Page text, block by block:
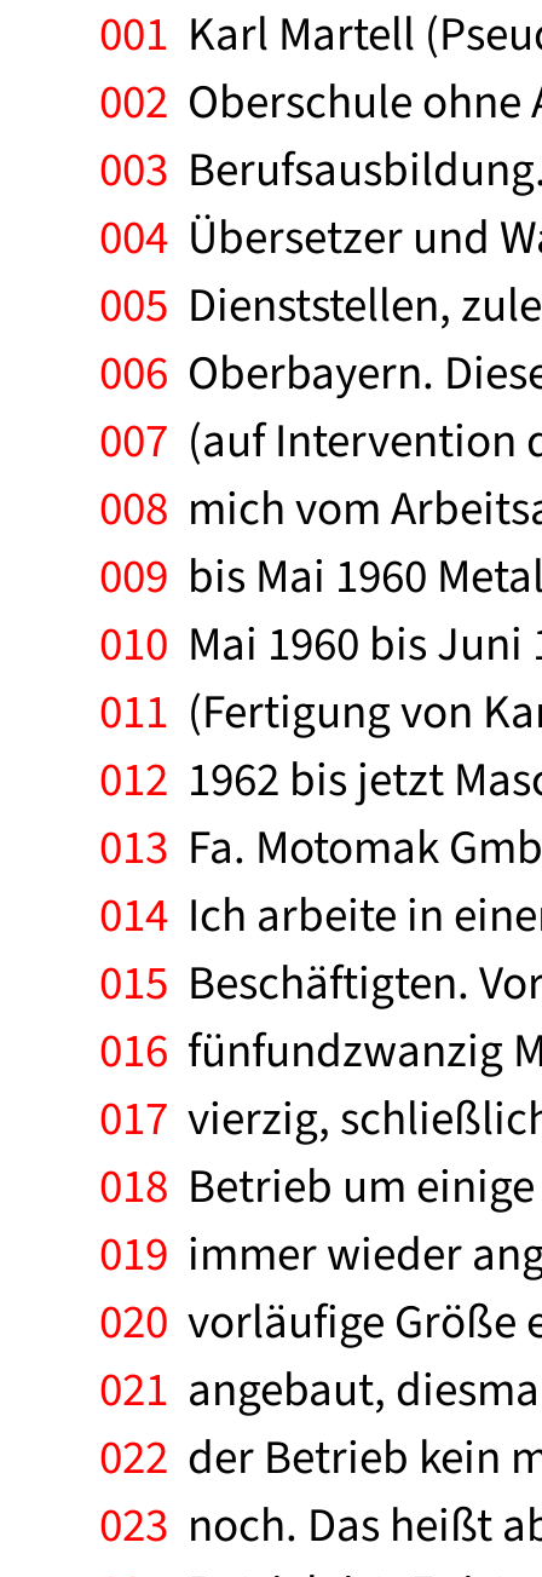
001 Karl Martell
002 Oberschule
003
004 Übersetzer und
005 Dienststellen,
006 Oberbayern.
007 (auf Intervention
008 mich vom
009 bis Mai 1960
010 Mai 1960 bis
011 (Fertigung von
012 1962 bis jetzt
013 Fa. Motomak
014 Ich arbeite in
015 Beschäftigten.
016 fünfundzwanzig
017 vierzig,
018 Betrieb um
019 immer wieder
020 vorläufige Größe
021 angebaut,
022 der Betrieb kein
023 noch. Das heißt